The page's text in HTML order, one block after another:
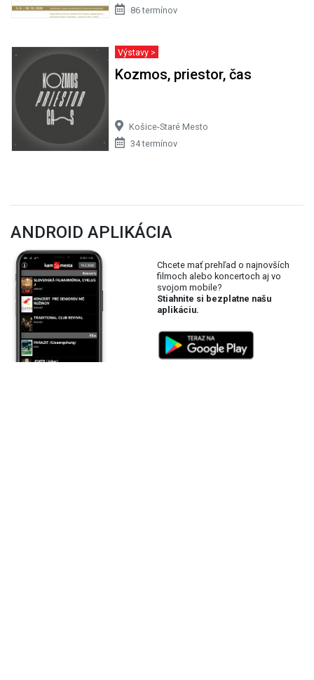
86 termínov
Výstavy >
Kozmos, priestor, čas
Košice-Staré Mesto
34 termínov
ANDROID APLIKÁCIA
Chcete mať prehľad o najnovších
filmoch alebo koncertoch aj vo
svojom mobile?
Stiahnite si bezplatne našu
aplikáciu.